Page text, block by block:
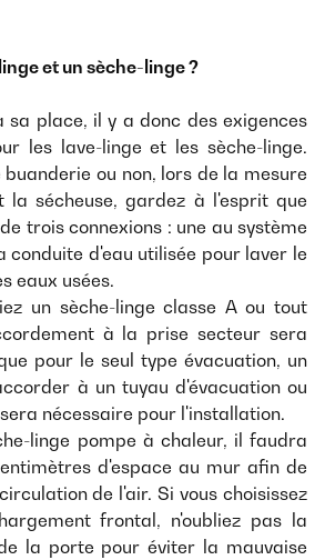
et un sèche-linge ?
sa place, il y a donc des exigences
les lave-linge et les sèche-linge.
buanderie ou non, lors de la mesure
la sécheuse, gardez à l'esprit que
trois connexions : une au système
conduite d'eau utilisée pour laver le
eaux usées.
un sèche-linge classe A ou tout
à la prise secteur sera
pour le seul type évacuation, un
à un tuyau d'évacuation ou
nécessaire pour l'installation.
linge pompe à chaleur, il faudra
d'espace au mur afin de
de l'air. Si vous choisissez
frontal, n'oubliez pas la
la porte pour éviter la mauvaise